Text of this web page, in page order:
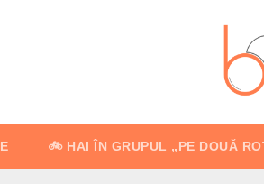
🚲 HAI ÎN GRUPUL „PE DOUĂ